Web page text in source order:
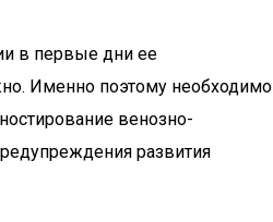
в первые дни ее
Именно поэтому необходимо
венозно-
развития